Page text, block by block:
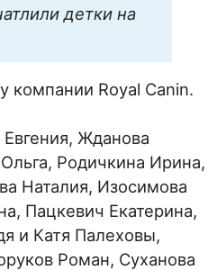
детки на
компании Royal Canin.
Жданова
Родичкина Ирина,
Наталия, Изосимова
Пацкевич Екатерина,
и Катя Палеховы,
Роман, Суханова